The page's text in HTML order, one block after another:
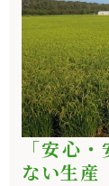
「安心
ない生産